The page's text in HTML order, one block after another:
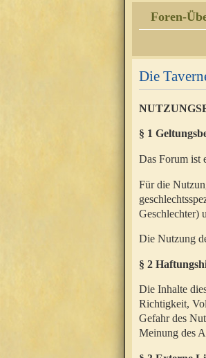
Foren-
Die
§ 1
Das Forum ist
Für die
Geschlechter)
Die Nutzung
§ 2
Die Inhalte
Richtigkeit,
Gefahr des
Meinung des